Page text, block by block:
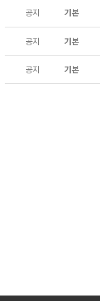
공지 기본
공지 기본
공지 기본